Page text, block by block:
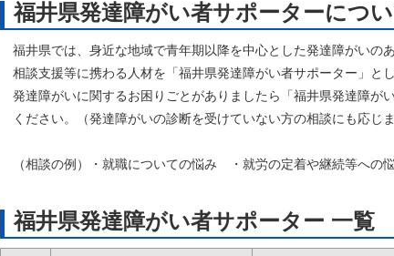
交通・道路
河川・砂防・港湾
自然
福井県発達障がい者サポーターにつ
福井県では、身近な地域で青年期以降を中心とした発達障がいの
相談支援等に携わる人材を「福井県発達障がい者サポーター」と
発達障がいに関するお困りごとがありましたら「福井県発達障が
ください。（発達障がいの診断を受けていない方の相談にも応じま
（相談の例）・就職についての悩み ・就労の定着や継続等へ
福井県発達障がい者サポーター 一覧